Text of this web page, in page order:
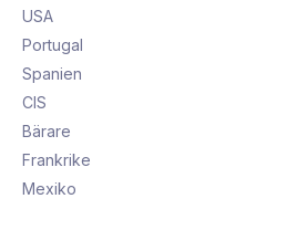
USA
Portugal
Spanien
CIS
Bärare
Frankrike
Mexiko